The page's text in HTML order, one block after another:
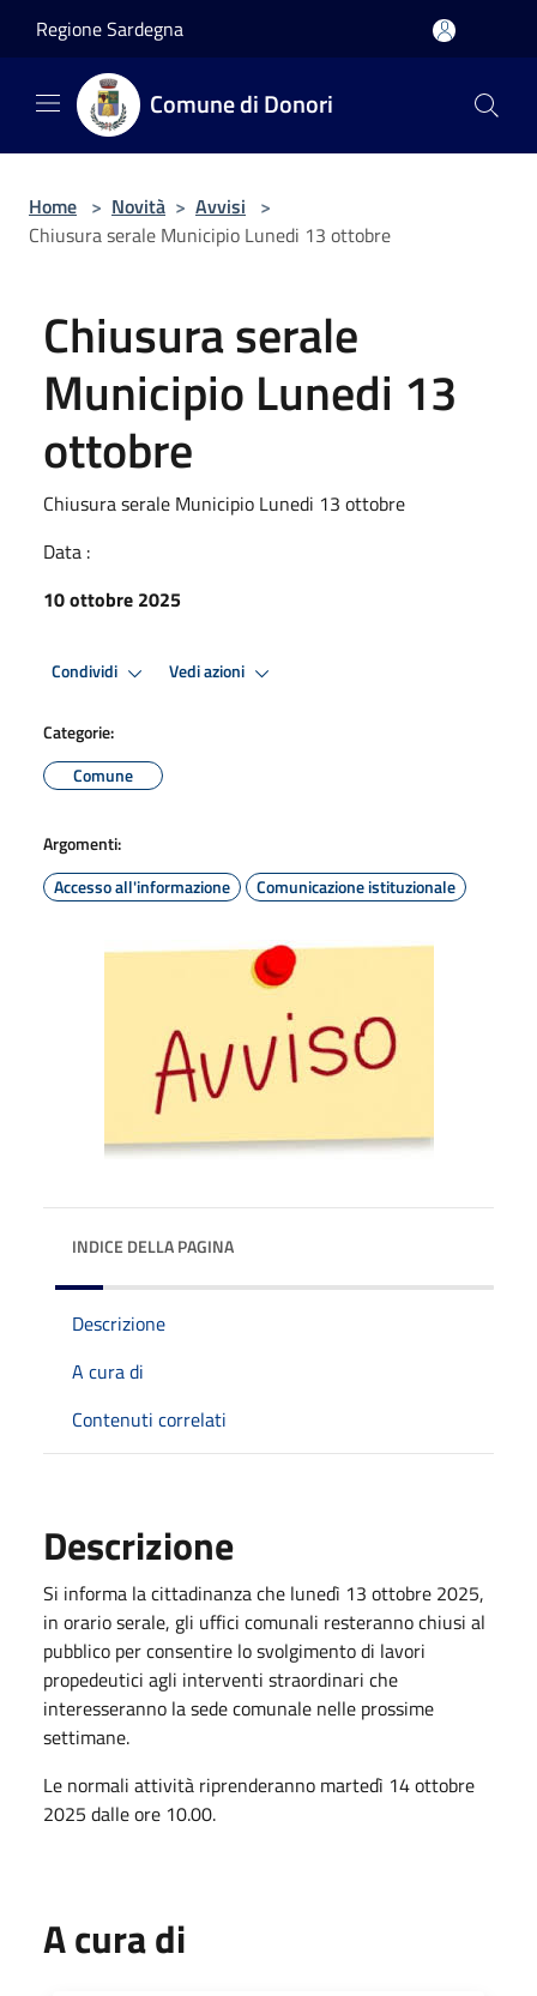
Regione Sardegna
Comune di Donori
Home > Novità > Avvisi >
Chiusura serale Municipio Lunedi 13 ottobre
Chiusura serale
Municipio Lunedi 13
ottobre
Chiusura serale Municipio Lunedi 13 ottobre
Data :
10 ottobre 2025
Condividi Vedi azioni
Categorie:
Comune
Argomenti:
Accesso all'informazione
Comunicazione istituzionale
INDICE DELLA PAGINA
Descrizione
A cura di
Contenuti correlati
Descrizione
Si informa la cittadinanza che lunedì 13 ottobre 2025,
in orario serale, gli uffici comunali resteranno chiusi al
pubblico per consentire lo svolgimento di lavori
propedeutici agli interventi straordinari che
interesseranno la sede comunale nelle prossime
settimane.
Le normali attività riprenderanno martedì 14 ottobre
2025 dalle ore 10.00.
A cura di